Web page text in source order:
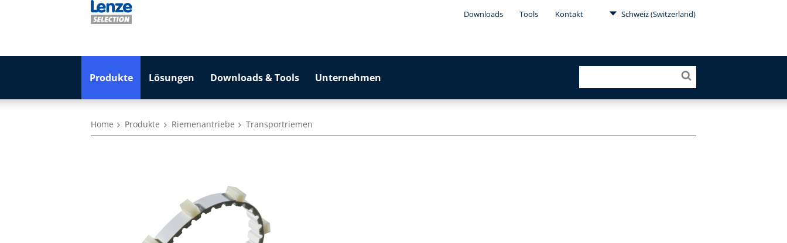
Downloads Tools Kontakt Schweiz (Switzerland)
Produkte Lösungen Downloads & Tools Unternehmen
Home Produkte Riemenantriebe Transportriemen